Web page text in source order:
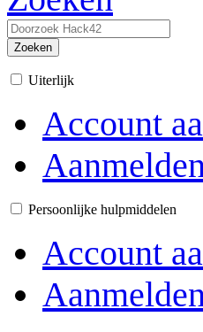
Zoeken
Uiterlijk
Account
Persoonlijke hulpmiddelen
Account